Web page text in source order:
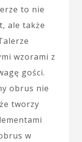
to nie
ale także
wzorami z
gości.
obrus nie
tworzy
w